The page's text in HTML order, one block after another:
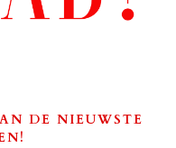
DE NIEUWSTE